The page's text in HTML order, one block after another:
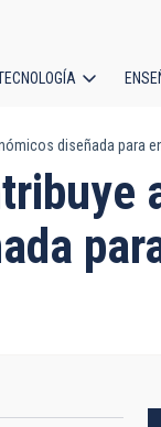
diseñada para